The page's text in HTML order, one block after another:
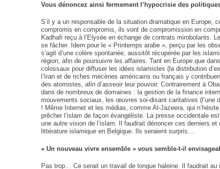
Vous dénoncez ainsi fermement l’hypocrisie des
S’il y a un responsable de la situation dramatique en Europe,
compromis en compromis, ils vont de compromission en
Kadhafi reçu à l’Elysée en échange de contrats mirobolants.
se fâcher. Idem pour le « Printemps arabe », perçu par les
s’agit d’une colère spontanée, aussitôt récupérée par les
région, afin de poursuivre les affaires. Tant en Europe que
colossaux pour diffuser les idées islamistes (la distribution
l’Iran et de riches mécènes américains ou français y
des atomistes, afin d’asseoir leur pouvoir. Contrairement à
dans de nombreux de domaines : la gestion de la finance
mouvements sociaux, les œuvres soi-disant caritatives
! Même Internet et les médias, comme Al-Jazeera, qui
prêcher l’islam de façon évangéliste. La presse occidentale
une autre vision de l’islam. Il faudrait dénoncer ces derniers
littérature islamique en Belgique. Ils seraient surpris…
« Un nouveau vivre ensemble » vous semble-t-il
Pas trop… Ce serait un travail de longue haleine. Il faudrait
2025, L’année La Plus
FRANCE ISRAÉL
6
FIÈRE, DIGNE ET